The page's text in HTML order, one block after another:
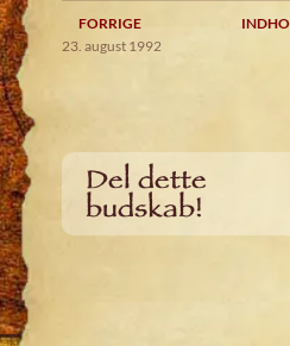
FORRIGE
23. august 1992
Del dette
budskab!